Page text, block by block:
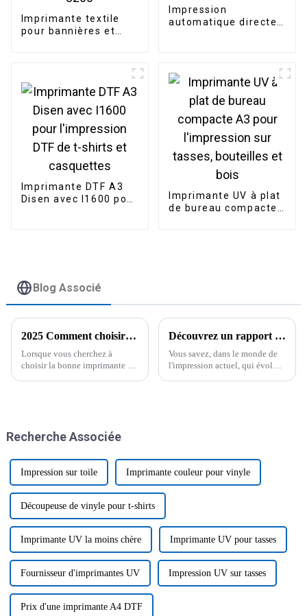
Imprimante textile
pour bannières et
3200
Impression
automatique directe
Imprimante DTF A3
Disen avec I1600 pour
Imprimante UV à plat
de bureau compacte
Blog Associé
2025 Comment choisir la meilleure imprimante à sublimation Epson pour vos besoins
Lorsque vous cherchez à
choisir la bonne imprimante à
Découvrez un rapport qualité-prix exceptionnel : imprimantes à plat UV A3 fiables en provenance de Chine pour les acheteurs du monde entier
Vous savez, dans le monde de
l'impression actuel, qui évolue
Recherche Associée
Impression sur toile Imprimante couleur pour vinyle
Découpeuse de vinyle pour t-shirts
Imprimante UV la moins chère Imprimante UV pour tasses
Fournisseur d'imprimantes UV Impression UV sur tasses
Prix ​​d'une imprimante A4 DTF